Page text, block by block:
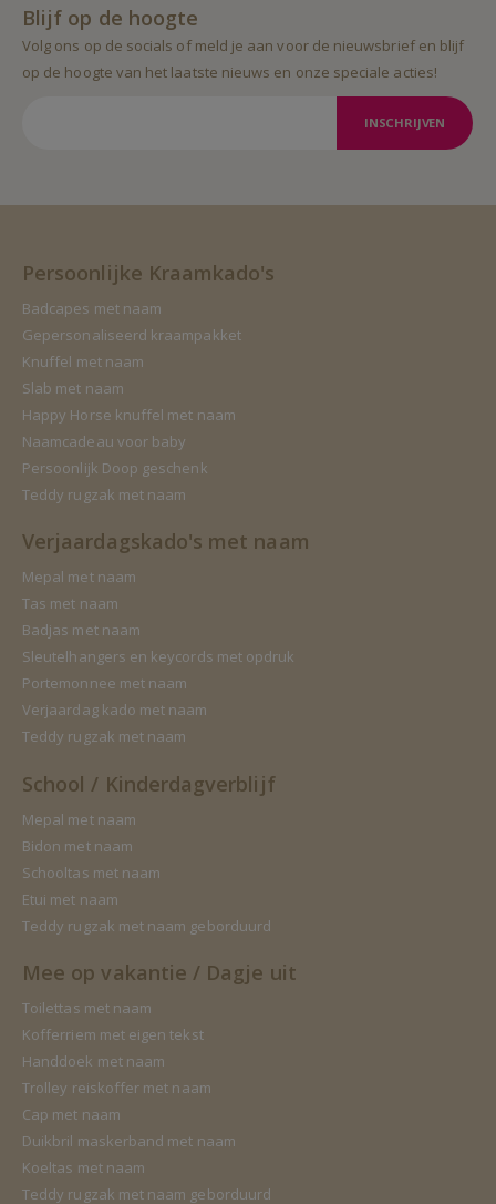
Blijf op de hoogte
Volg ons op de socials of meld je aan voor de nieuwsbrief en blijf
op de hoogte van het laatste nieuws en onze speciale acties!
INSCHRIJVEN
Persoonlijke Kraamkado's
Badcapes met naam
Gepersonaliseerd kraampakket
Knuffel met naam
Slab met naam
Happy Horse knuffel met naam
Naamcadeau voor baby
Persoonlijk Doop geschenk
Teddy rugzak met naam
Verjaardagskado's met naam
Mepal met naam
Tas met naam
Badjas met naam
Sleutelhangers en keycords met opdruk
Portemonnee met naam
Verjaardag kado met naam
Teddy rugzak met naam
School / Kinderdagverblijf
Mepal met naam
Bidon met naam
Schooltas met naam
Etui met naam
Teddy rugzak met naam geborduurd
Mee op vakantie / Dagje uit
Toilettas met naam
Kofferriem met eigen tekst
Handdoek met naam
Trolley reiskoffer met naam
Cap met naam
Duikbril maskerband met naam
Koeltas met naam
Teddy rugzak met naam geborduurd